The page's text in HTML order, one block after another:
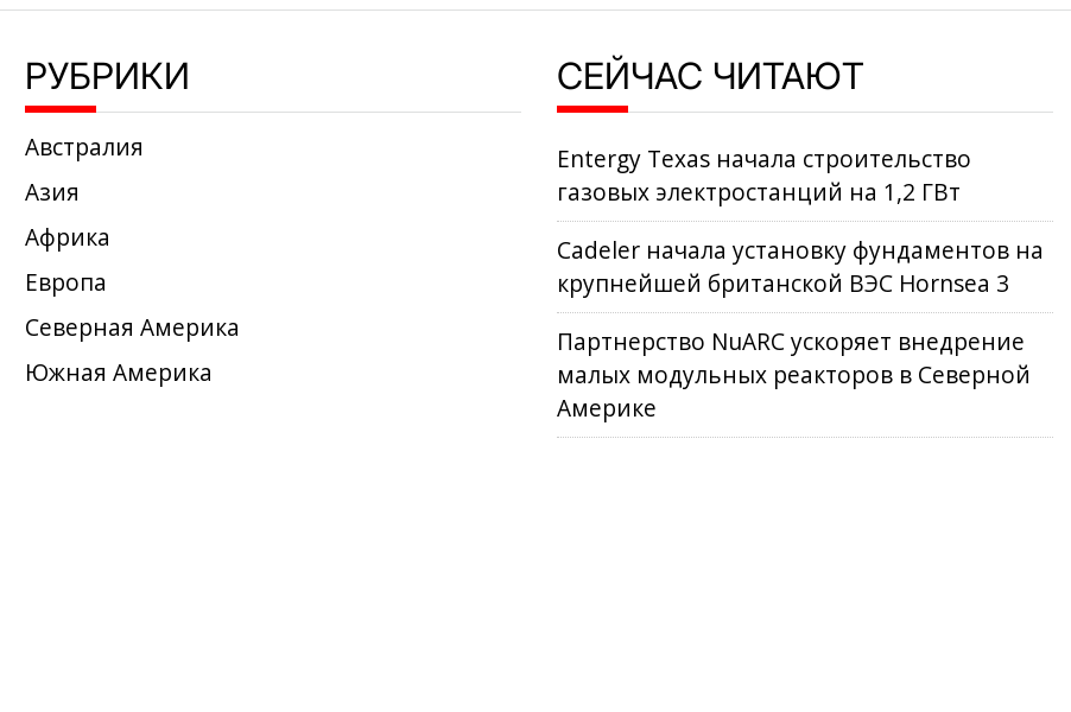
РУБРИКИ
Австралия
Азия
Африка
Европа
Северная Америка
Южная Америка
СЕЙЧАС ЧИТАЮТ
Entergy Texas начала строительство
газовых электростанций на 1,2 ГВт
Cadeler начала установку фундаментов на
крупнейшей британской ВЭС Hornsea 3
Партнерство NuARC ускоряет внедрение
малых модульных реакторов в Северной
Америке